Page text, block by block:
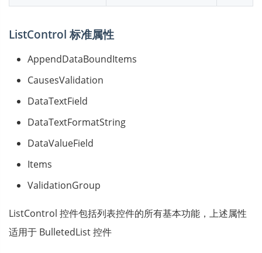
ListControl 标准属性
AppendDataBoundItems
CausesValidation
DataTextField
DataTextFormatString
DataValueField
Items
ValidationGroup
ListControl 控件包括列表控件的所有基本功能，上述属性
适用于 BulletedList 控件